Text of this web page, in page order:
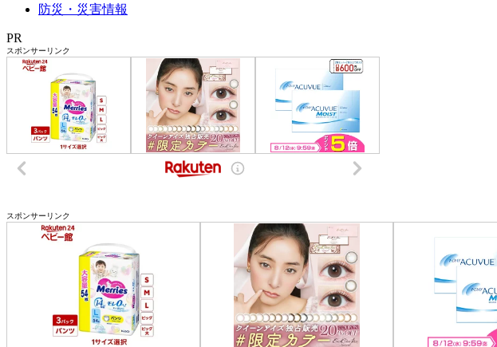
防災・災害情報
PR
スポンサーリンク
スポンサーリンク